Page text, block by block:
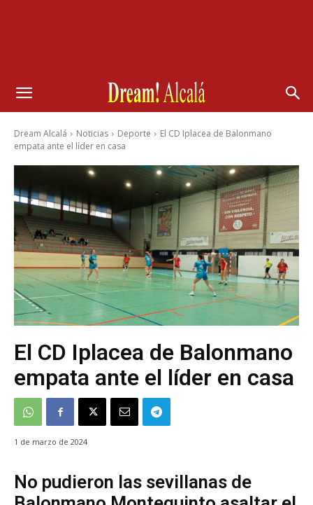
Dream Alcalá Noticias Deporte
El CD Iplacea de Balonmano
empata ante el líder en casa
El CD Iplacea de Balonmano
empata ante el líder en casa
1 de marzo de 2024
No pudieron las sevillanas de